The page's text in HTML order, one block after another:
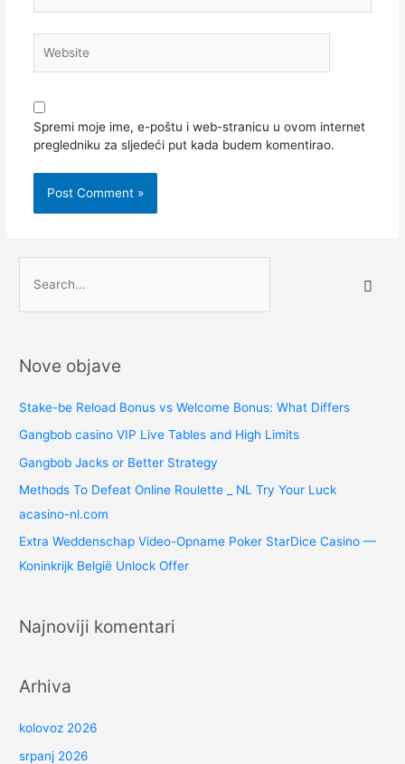
Spremi moje ime, e-poštu i web-stranicu u ovom internet
pregledniku za sljedeći put kada budem komentirao.
a
c
f
o
r
:
Nove objave
Stake-be Reload Bonus vs Welcome Bonus: What Differs
Gangbob casino VIP Live Tables and High Limits
Gangbob Jacks or Better Strategy
Methods To Defeat Online Roulette _ NL Try Your Luck
acasino-nl.com
Extra Weddenschap Video-Opname Poker StarDice Casino —
Koninkrijk België Unlock Offer
Najnoviji komentari
Arhiva
kolovoz 2026
srpanj 2026